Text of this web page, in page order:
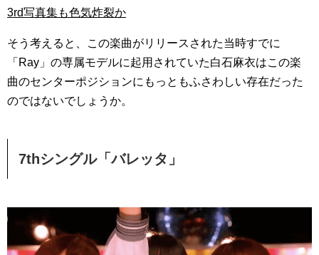
3rd写真集も色気炸裂か
そう考えると、この楽曲がリリースされた当時すでに
「Ray」の専属モデルに起用されていた白石麻衣はこの楽
曲のセンターポジションにもっともふさわしい存在だった
のではないでしょうか。
7thシングル「バレッタ」